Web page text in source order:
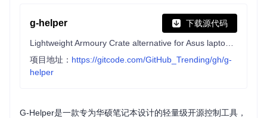
g-helper 下载源代码
项目地址： https://gitcode.com/GitHub_Trending/gh/g-
helper
G-Helper是一款专为华硕笔记本设计的轻量级开源控制工具，